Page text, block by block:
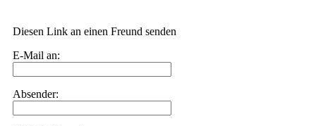
Diesen Link an einen Freund senden
E-Mail an:
Absender: